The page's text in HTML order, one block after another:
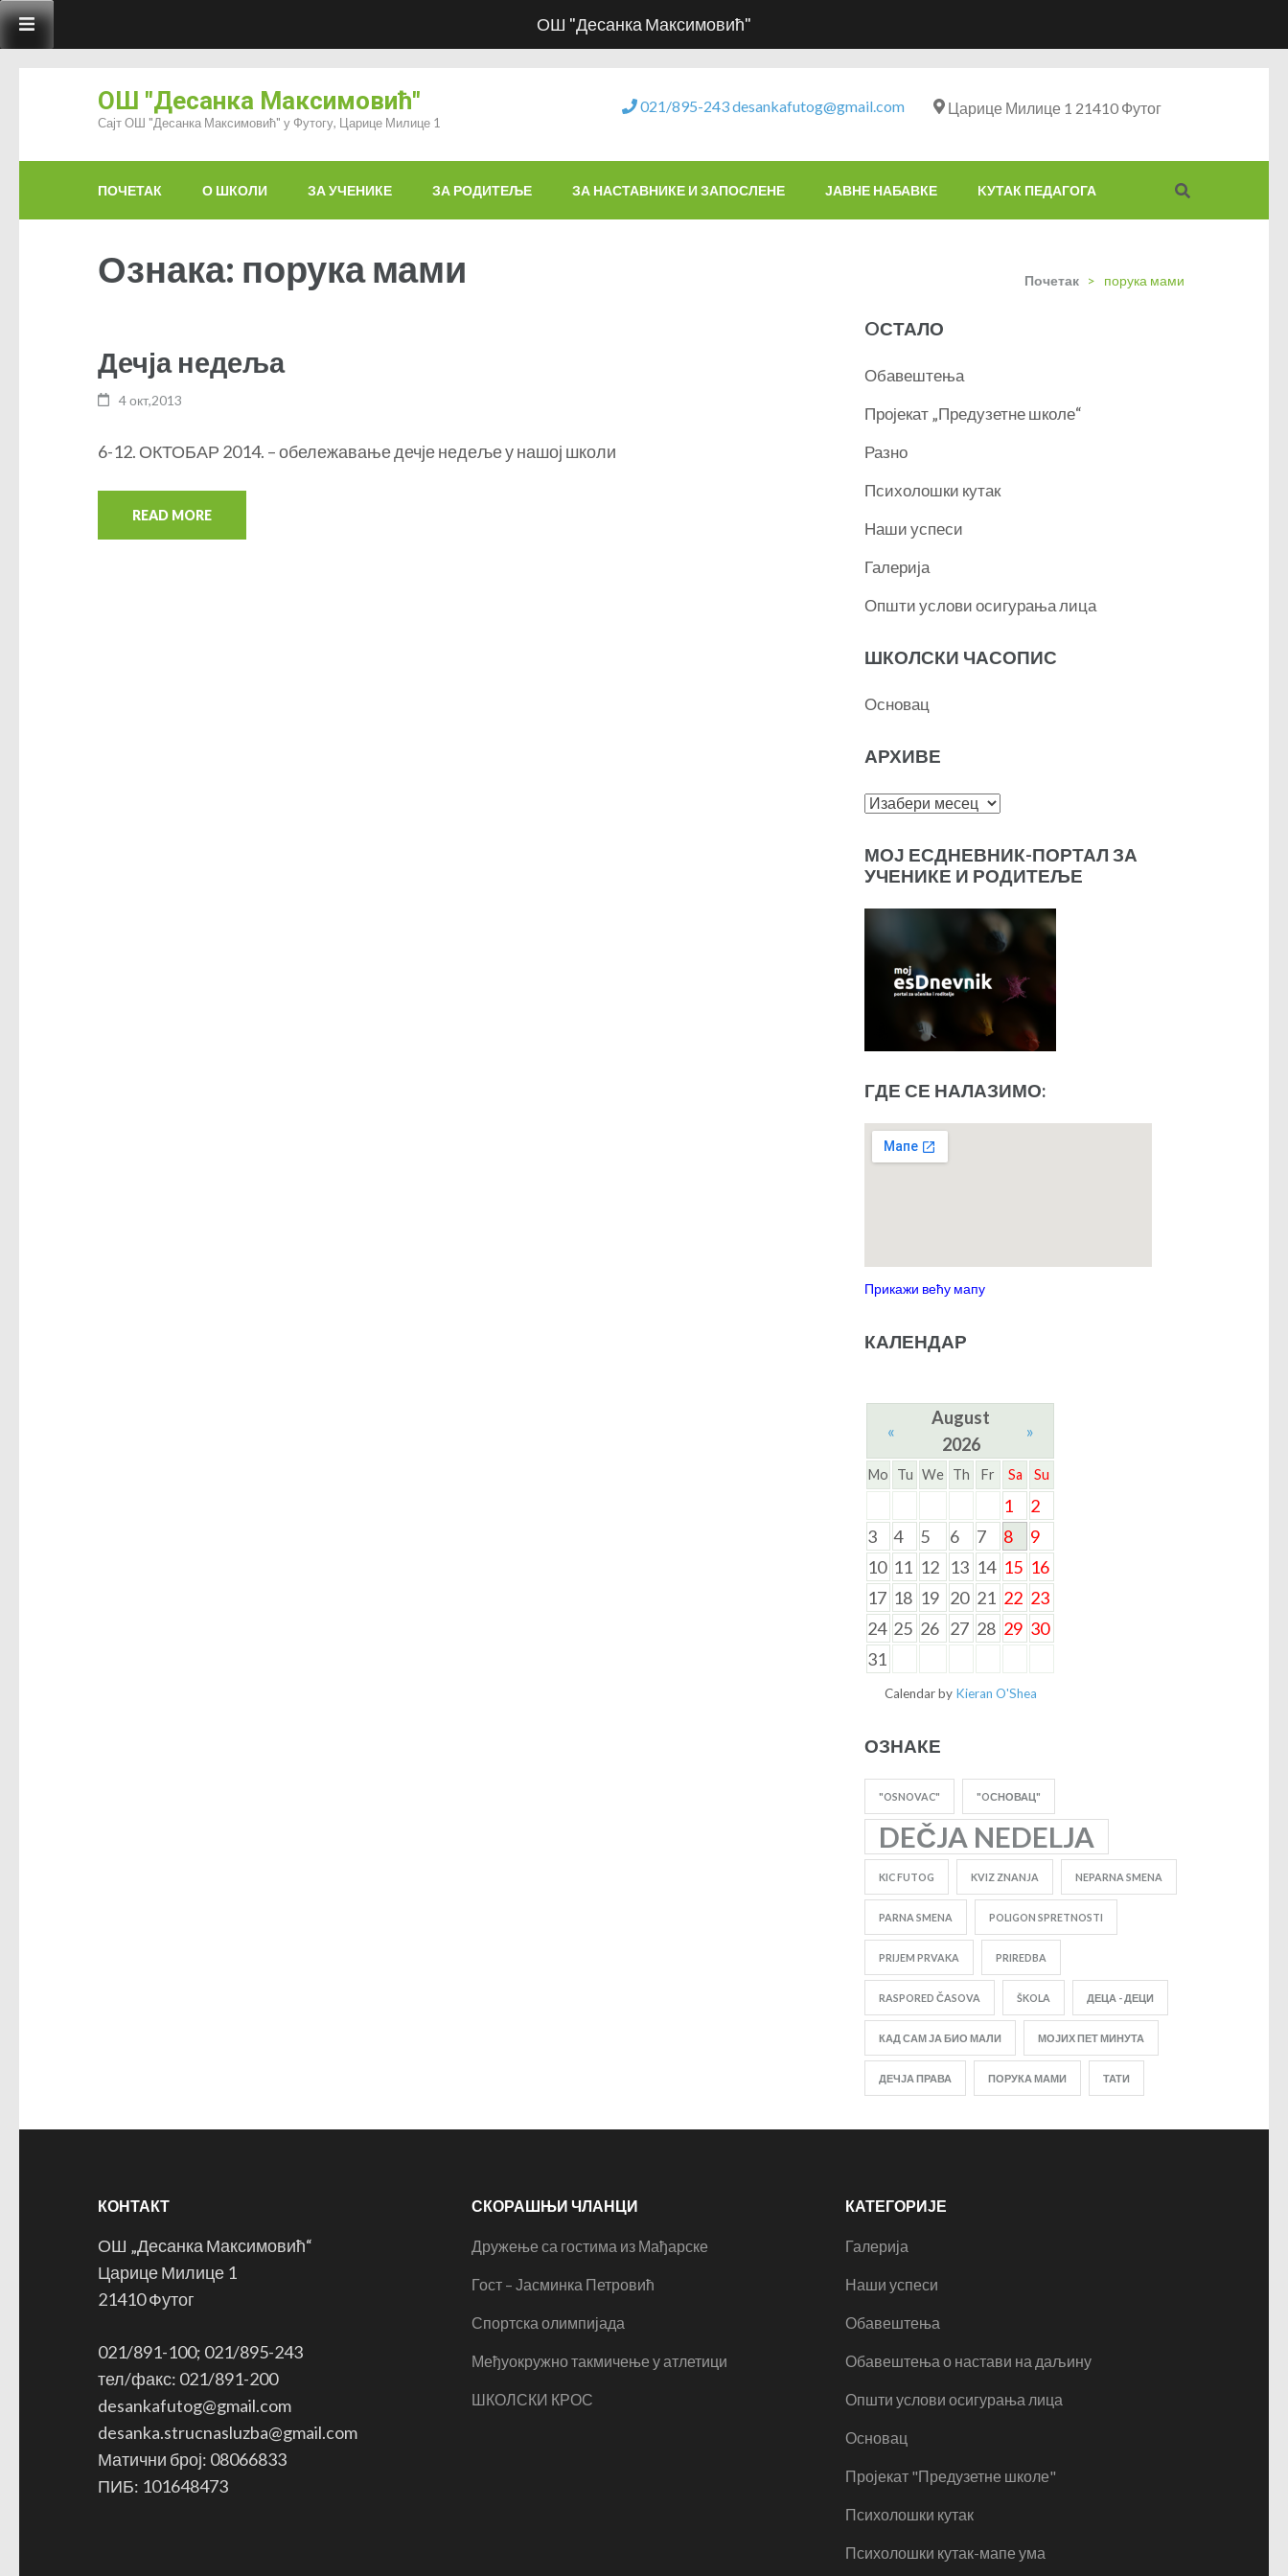
ОШ "Десанка Максимовић"
Сајт ОШ "Десанка Максимовић" у Футогу, Царице Милице 1
Царице Милице 1 21410 Футог
021/895-243desankafutog@gmail.com
ПОЧЕТАК О ШКОЛИ ЗА УЧЕНИКЕ ЗА РОДИТЕЉЕ ЗА НАСТАВНИКЕ И ЗАПОСЛЕНЕ ЈАВНЕ НАБАВКЕ KУТАК ПЕДАГОГА
Ознака: порука мами Почетак > порука мами
Дечја недеља
4 окт,2013
6-12. ОКТОБАР 2014. – обележавање дечје недеље у нашој школи
READ MORE
OСТАЛО
Обавештења
Пројекат „Предузетне школе“
Разно
Психолошки кутак
Наши успеси
Галерија
Општи услови осигурања лица
ШКОЛСКИ ЧАСОПИС
Основац
АРХИВЕ
Архиве
МОЈ ЕСДНЕВНИК-ПОРТАЛ ЗА
УЧЕНИКЕ И РОДИТЕЉЕ
ГДЕ СЕ НАЛАЗИМО:
Прикажи већу мапу
КАЛЕНДАР
«
August
2026
»
Mo Tu We Th Fr Sa Su
1
2
3
4 5 6 7 8
9
10 11 12 13 14 15 16
17 18 19 20 21 22 23
24 25 26 27 28 29 30
31
Calendar by Kieran O'Shea
ОЗНАКЕ
"OSNOVAC" "OСНОВАЦ"
DEČJA NEDELJA
KIC FUTOG KVIZ ZNANJA NEPARNA SMENA
PARNA SMENA POLIGON SPRETNOSTI
PRIJEM PRVAKA PRIREDBA
RASPORED ČASOVA ŠKOLA ДЕЦА - ДЕЦИ
КАД САМ ЈА БИО МАЛИ МОЈИХ ПЕТ МИНУТА
ДЕЧЈА ПРАВА ПОРУКА МАМИ ТАТИ
КОНТАКТ
ОШ „Десанка Максимовић“
Царице Милице 1
21410 Футог
021/891-100; 021/895-243
тел/факс: 021/891-200
desankafutog@gmail.com
desanka.strucnasluzba@gmail.com
Матични број: 08066833
ПИБ: 101648473
СКОРАШЊИ ЧЛАНЦИ
Дружење са гостима из Мађарске
Гост – Јасминка Петровић
Спортска олимпијада
Међуокружно такмичење у атлетици
ШКОЛСКИ КРОС
КАТЕГОРИЈЕ
Галерија
Наши успеси
Обавештења
Обавештења о настави на даљину
Општи услови осигурања лица
Основац
Пројекат "Предузетне школе"
Психолошки кутак
Психолошки кутак-мапе ума
ОШ "Десанка Максимовић"